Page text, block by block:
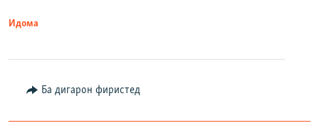
Идома
Ба дигарон фиристед